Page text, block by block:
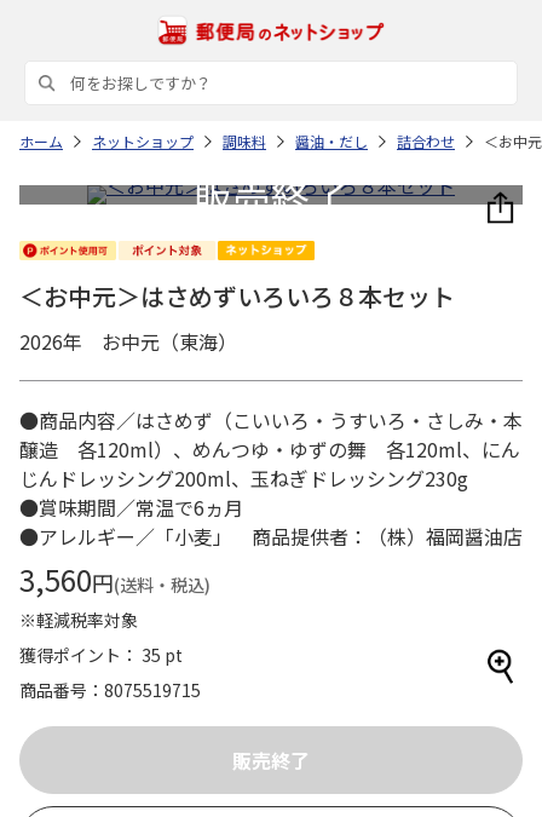
ホーム ネットショップ 調味料 醤油・だし 詰合わせ ＜お中
＜お中元＞はさめずいろいろ８本セット
2026年 お中元（東海）
●商品内容／はさめず（こいいろ・うすいろ・さしみ・本
醸造 各120ml）、めんつゆ・ゆずの舞 各120ml、にん
じんドレッシング200ml、玉ねぎドレッシング230g
●賞味期間／常温で6ヵ月
●アレルギー／「小麦」 商品提供者：（株）福岡醤油店
3,560円(送料・税込)
※軽減税率対象
獲得ポイント： 35 pt
商品番号
8075519715